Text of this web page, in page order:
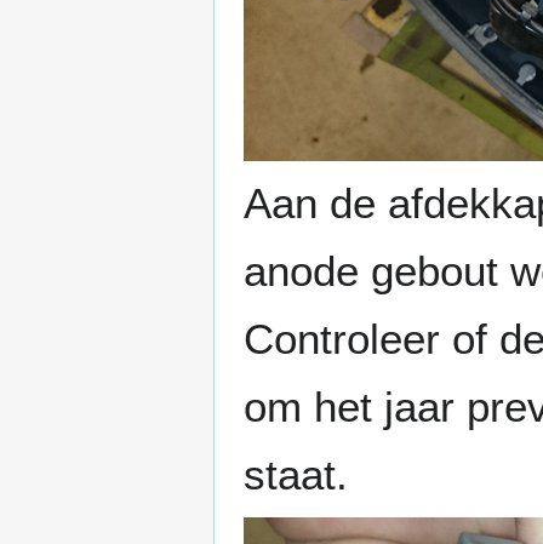
Aan de
anode gebout
Controleer of
om het jaar
staat.